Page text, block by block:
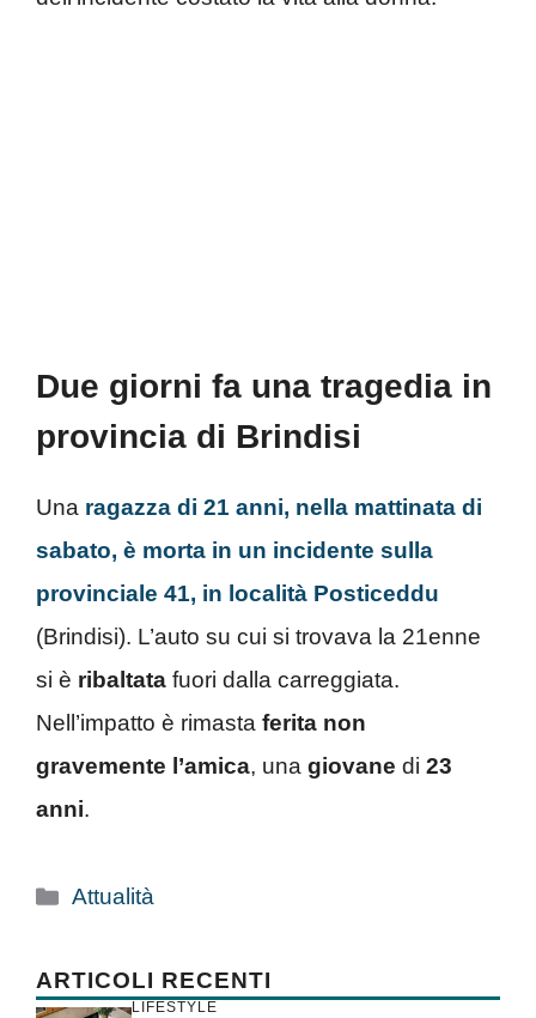
Due giorni fa una tragedia in
provincia di Brindisi
Una ragazza di 21 anni, nella mattinata di
sabato, è morta in un incidente sulla
provinciale 41, in località Posticeddu
(Brindisi). L’auto su cui si trovava la 21enne
si è ribaltata fuori dalla carreggiata.
Nell’impatto è rimasta ferita non
gravemente l’amica, una giovane di 23
anni.
Categorie
Attualità
ARTICOLI RECENTI
LIFESTYLE